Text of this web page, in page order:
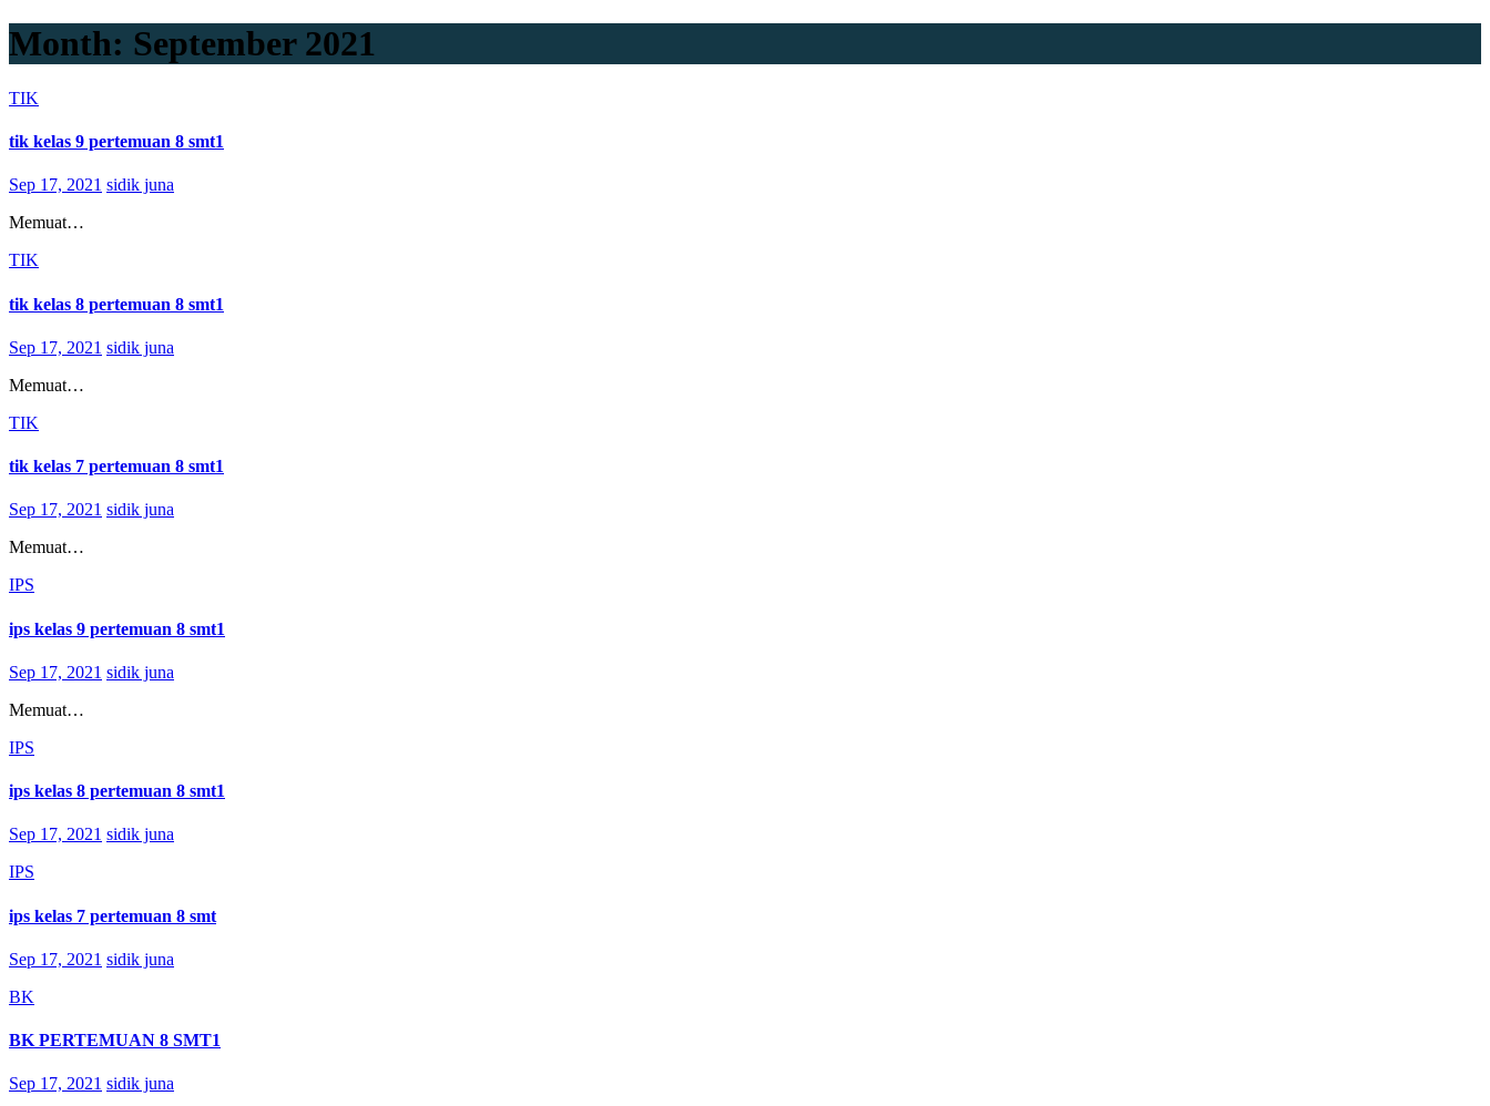
Month: September 2021
TIK
tik kelas 9 pertemuan 8 smt1
Sep 17, 2021 sidik juna
Memuat…
TIK
tik kelas 8 pertemuan 8 smt1
Sep 17, 2021 sidik juna
Memuat…
TIK
tik kelas 7 pertemuan 8 smt1
Sep 17, 2021 sidik juna
Memuat…
IPS
ips kelas 9 pertemuan 8 smt1
Sep 17, 2021 sidik juna
Memuat…
IPS
ips kelas 8 pertemuan 8 smt1
Sep 17, 2021 sidik juna
IPS
ips kelas 7 pertemuan 8 smt
Sep 17, 2021 sidik juna
BK
BK PERTEMUAN 8 SMT1
Sep 17, 2021 sidik juna